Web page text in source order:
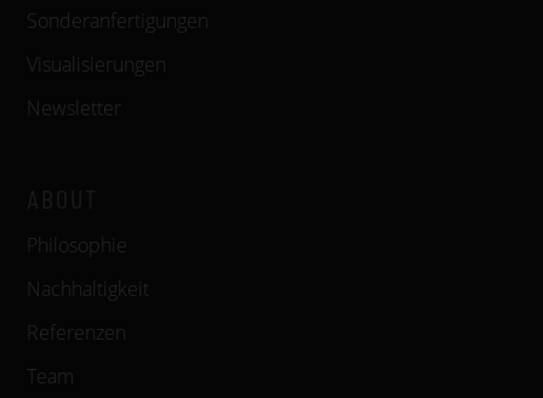
Sonderanfertigungen
Visualisierungen
Newsletter
Philosophie
Nachhaltigkeit
Referenzen
Team